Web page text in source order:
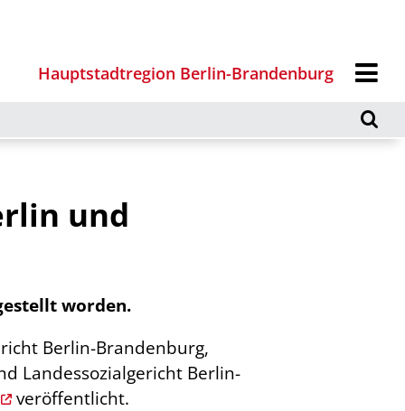
Hauptstadtregion Berlin-Brandenburg
und
worden.
Berlin-Brandenburg,
Landessozialgericht Berlin-
veröffentlicht.